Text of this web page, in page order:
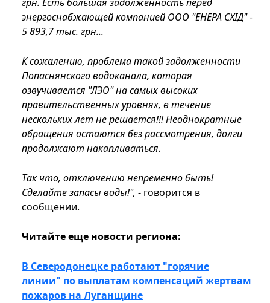
энергоснабжающей компанией ООО "ЕНЕРА СХІД" -
5 893,7 тыс. грн...
К сожалению, проблема такой задолженности
Попаснянского водоканала, которая
озвучивается "ЛЭО" на самых высоких
правительственных уровнях, в течение
нескольких лет не решается!!! Неоднократные
обращения остаются без рассмотрения, долги
продолжают накапливаться.
Так что, отключению непременно быть!
Сделайте запасы воды!", - говорится в
сообщении.
Читайте еще новости региона:
В Северодонецке работают "горячие
линии" по выплатам компенсаций жертвам
пожаров на Луганщине